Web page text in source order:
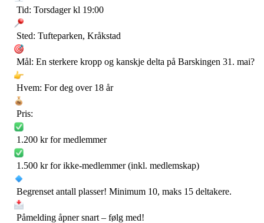
Tid: Torsdager kl 19:00
Sted: Tufteparken, Kråkstad
Mål: En sterkere kropp og kanskje delta på Barskingen 31. mai?
Hvem: For deg over 18 år
Pris:
1.200 kr for medlemmer
1.500 kr for ikke-medlemmer (inkl. medlemskap)
Begrenset antall plasser! Minimum 10, maks 15 deltakere.
Påmelding åpner snart – følg med!